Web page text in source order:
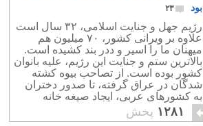
بود
۲۳
رژیم جهل و جنایت اسلامی، ۳۲ سال است
علاوه بر ویرانی کشور، ۷۰ میلیون هم
میهنان ما را اسیر و ددر بند کشیده است.
بالاترین ستم و جنایت این رژیم، علیه بانوان
کشور بوده است. از تصاحب بیوه کشته
شدگان در عراق گرفته، تا صدور دختران
به کشورهای عربی، ایجاد صیغه خانه
حضرت رضا،تا تجاوز یک مصری به زنی در
تهران.
۱۲۸۱ پخش